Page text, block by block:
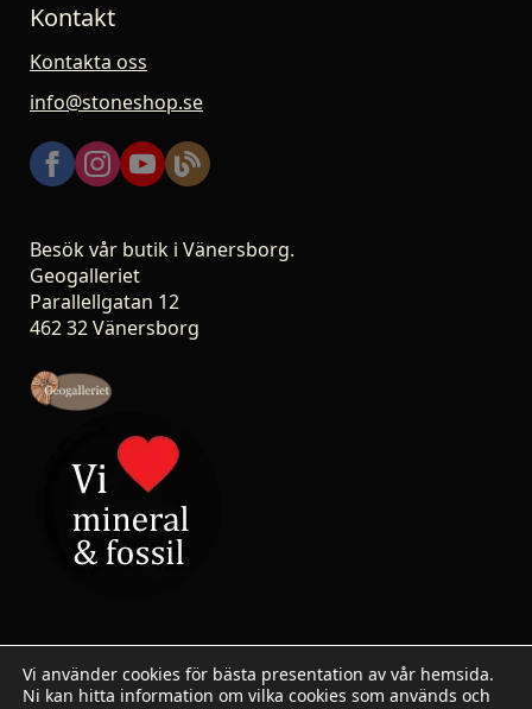
Kontakt
Kontakta oss
info@stoneshop.se
Besök vår butik i Vänersborg.
Geogalleriet
Parallellgatan 12
462 32 Vänersborg
© 2007-2026 Stoneshop.se / Geogalleriet - All rights
Vi använder cookies för bästa presentation av vår hemsida.
Ni kan hitta information om vilka cookies som används och